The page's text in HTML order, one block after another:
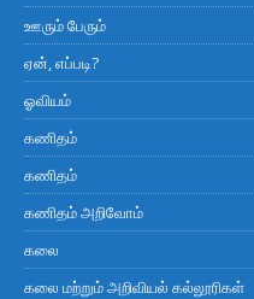
ஊரும் பேரும்
ஏன், எப்படி?
ஓவியம்
கணிதம்
கணிதம்
கணிதம் அறிவோம்
கலை
கலை மற்றும் அறிவியல் கல்லூரிகள்